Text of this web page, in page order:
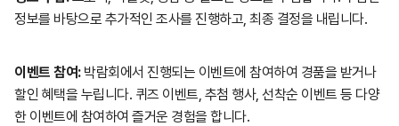
정보를 바탕으로 추가적인 조사를 진행하고, 최종 결정을 내립니다.
이벤트 참여:박람회에서 진행되는 이벤트에 참여하여 경품을 받거나
할인 혜택을 누립니다. 퀴즈 이벤트, 추첨 행사, 선착순 이벤트 등 다양
한 이벤트에 참여하여 즐거운 경험을 합니다.